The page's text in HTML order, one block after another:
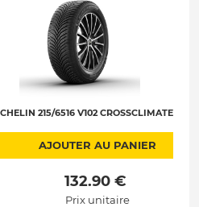
215/6516 V102 CROSSCLIMATE 2 XL
AJOUTER AU PANIER
132.90 €
Prix unitaire